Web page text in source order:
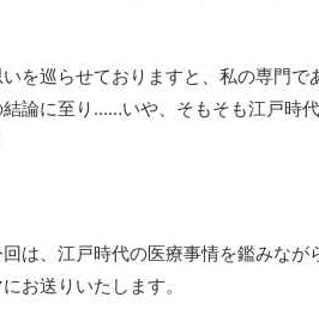
を巡らせておりますと、私の専門で
論に至り……いや、そもそも江戸時
は、江戸時代の医療事情を鑑みなが
お送りいたします。